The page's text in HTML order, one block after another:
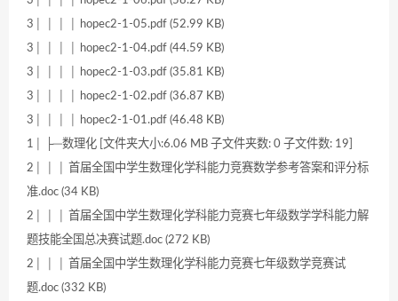
3│ │ │ │ hopec2-1-05.pdf (52.99 KB)
3│ │ │ │ hopec2-1-04.pdf (44.59 KB)
3│ │ │ │ hopec2-1-03.pdf (35.81 KB)
3│ │ │ │ hopec2-1-02.pdf (36.87 KB)
3│ │ │ │ hopec2-1-01.pdf (46.48 KB)
1│ ├─数理化 [文件夹大小:6.06 MB 子文件夹数: 0 子文件数: 19]
2│ │ │ 首届全国中学生数理化学科能力竞赛数学参考答案和评分标
准.doc (34 KB)
2│ │ │ 首届全国中学生数理化学科能力竞赛七年级数学学科能力解
题技能全国总决赛试题.doc (272 KB)
2│ │ │ 首届全国中学生数理化学科能力竞赛七年级数学竞赛试
题.doc (332 KB)